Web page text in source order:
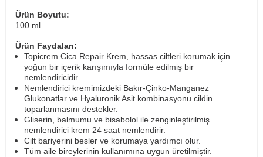
Ürün Boyutu:
100 ml
Ürün Faydaları:
Topicrem Cica Repair Krem, hassas ciltleri korumak için
yoğun bir içerik karışımıyla formüle edilmiş bir
nemlendiricidir.
Nemlendirici kremimizdeki Bakır-Çinko-Manganez
Glukonatlar ve Hyaluronik Asit kombinasyonu cildin
toparlanmasını destekler.
Gliserin, balmumu ve bisabolol ile zenginleştirilmiş
nemlendirici krem 24 saat nemlendirir.
Cilt bariyerini besler ve korumaya yardımcı olur.
Tüm aile bireylerinin kullanımına uygun üretilmiştir.